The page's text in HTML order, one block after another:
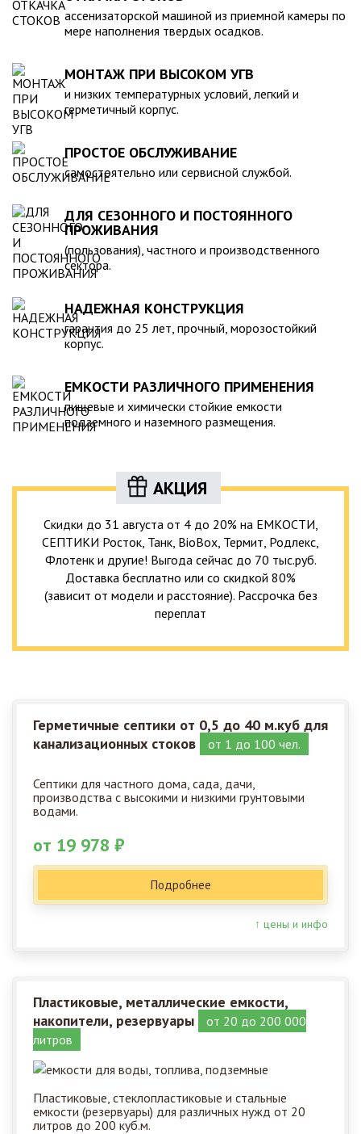
компанией, произведена в полном соответствии с
действующими стандартами и полностью безопасна в
экологическом отношении.
ассенизаторской машиной из приемной камеры по
мере наполнения твердых осадков.
МОНТАЖ ПРИ ВЫСОКОМ УГВ
и низких температурных условий, легкий и
герметичный корпус.
ПРОСТОЕ ОБСЛУЖИВАНИЕ
самостоятельно или сервисной службой.
ДЛЯ СЕЗОННОГО И ПОСТОЯННОГО
ПРОЖИВАНИЯ
(пользования), частного и производственного
сектора.
НАДЕЖНАЯ КОНСТРУКЦИЯ
гарантия до 25 лет, прочный, морозостойкий
корпус.
ЕМКОСТИ РАЗЛИЧНОГО ПРИМЕНЕНИЯ
пищевые и химически стойкие емкости
подземного и наземного размещения.
АКЦИЯ
Скидки до 31 августа от 4 до 20% на ЕМКОСТИ,
СЕПТИКИ Росток, Танк, BioBox, Термит, Родлекс,
Флотенк и другие! Выгода сейчас до 70 тыс.руб.
Доставка бесплатно или со скидкой 80%
(зависит от модели и расстояние). Рассрочка без
переплат
Герметичные септики от 0,5 до 40 м.куб для
канализационных стоков
от 1 до 100 чел.
Септики для частного дома, сада, дачи,
производства с высокими и низкими грунтовыми
водами.
от 19 978 ₽
Подробнее
↑ цены и инфо
Пластиковые, металлические емкости,
накопители, резервуары
от 20 до 200 000
литров
Пластиковые, стеклопластиковые и стальные
емкости (резервуары) для различных нужд от 20
литров до 200 куб.м.